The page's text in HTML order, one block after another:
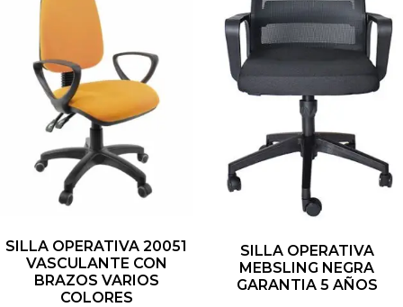
SILLA OPERATIVA 20051
VASCULANTE CON
BRAZOS VARIOS
COLORES
SILLA OPERATIVA
MEBSLING NEGRA
GARANTIA 5 AÑOS